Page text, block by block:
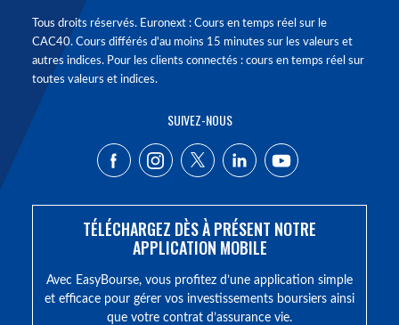
Tous droits réservés. Euronext : Cours en temps réel sur le
CAC40. Cours différés d'au moins 15 minutes sur les valeurs et
autres indices. Pour les clients connectés : cours en temps réel sur
toutes valeurs et indices.
SUIVEZ-NOUS
TÉLÉCHARGEZ DÈS À PRÉSENT NOTRE
APPLICATION MOBILE
Avec EasyBourse, vous profitez d’une application simple
et efficace pour gérer vos investissements boursiers ainsi
que votre contrat d’assurance vie.